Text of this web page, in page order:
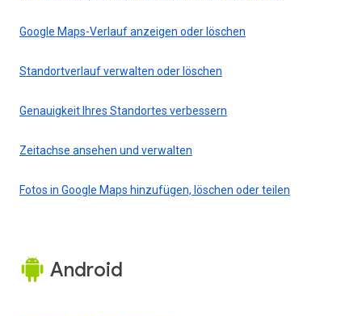
Google Maps-Verlauf anzeigen oder löschen
Standortverlauf verwalten oder löschen
Genauigkeit Ihres Standortes verbessern
Zeitachse ansehen und verwalten
Fotos in Google Maps hinzufügen, löschen oder teilen
Android